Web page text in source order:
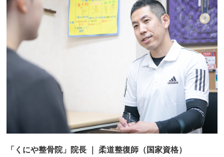
「くにや整骨院」院長 ｜ 柔道整復師（国家資格）